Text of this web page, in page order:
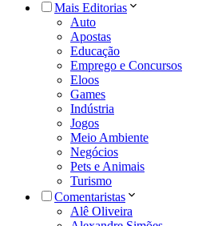
Mais Editorias
Auto
Apostas
Educação
Emprego e Concursos
Eloos
Games
Indústria
Jogos
Meio Ambiente
Negócios
Pets e Animais
Turismo
Comentaristas
Alê Oliveira